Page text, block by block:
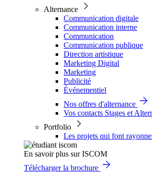
Alternance
Communication digitale
Communication interne
Communication
Communication publique
Direction artistique
Marketing Digital
Marketing
Publicité
Événementiel
Nos offres d'alternance
Vos contacts Stages et
Portfolio
Les projets qui font
En savoir plus sur ISCOM
Télécharger la brochure